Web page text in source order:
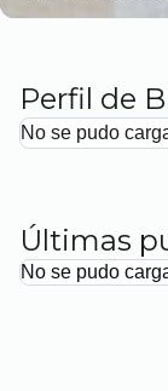
Perfil de
No se pudo
Últimas
No se pudo